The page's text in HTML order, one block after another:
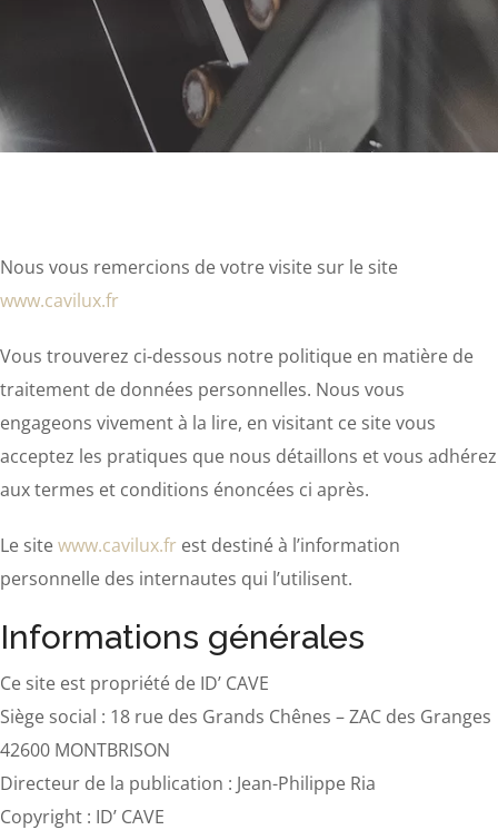
Nous vous remercions de votre visite sur le site
www.cavilux.fr
Vous trouverez ci-dessous notre politique en matière de
traitement de données personnelles. Nous vous
engageons vivement à la lire, en visitant ce site vous
acceptez les pratiques que nous détaillons et vous adhérez
aux termes et conditions énoncées ci après.
Le sitewww.cavilux.fr est destiné à l’information
personnelle des internautes qui l’utilisent.
Informations générales
Ce site est propriété de ID’ CAVE
Siège social : 18 rue des Grands Chênes – ZAC des Granges
42600 MONTBRISON
Directeur de la publication : Jean-Philippe Ria
Copyright : ID’ CAVE